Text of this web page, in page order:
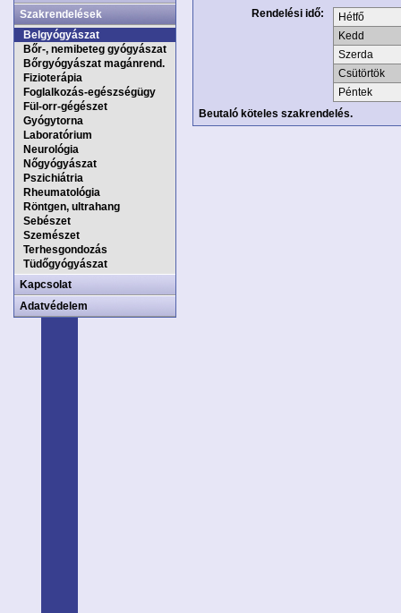
Szakrendelések
Belgyógyászat
Bőr-, nemibeteg gyógyászat
Bőrgyógyászat magánrend.
Fizioterápia
Foglalkozás-egészségügy
Fül-orr-gégészet
Gyógytorna
Laboratórium
Neurológia
Nőgyógyászat
Pszichiátria
Rheumatológia
Röntgen, ultrahang
Sebészet
Szemészet
Terhesgondozás
Tüdőgyógyászat
Kapcsolat
Adatvédelem
Rendelési idő:
Hétfő
Kedd
Szerda
Csütörtök
Péntek
Beutaló köteles szakrendelés.